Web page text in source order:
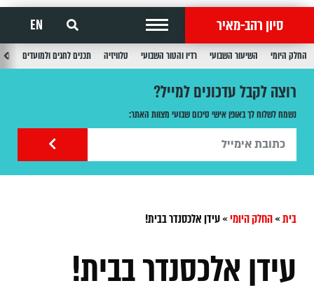
סיון רהב-מאיר EN
החלק היומי השיעור השבועי רדיו והטור השבועי טלוויזיה תכנים לחגים ולמועדים
רוצה לקבל עדכונים למייל?
נשמח לשלוח לך באופן אישי סיכום שבועי מצוות האתר:
בית»החלק היומי»עידן אלכסנדר בבית!
עידן אלכסנדר בבית!